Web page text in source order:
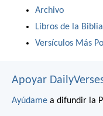
Archivo
Libros de la Biblia
Versículos Más
Apoyar
Ayúdame a difundir la